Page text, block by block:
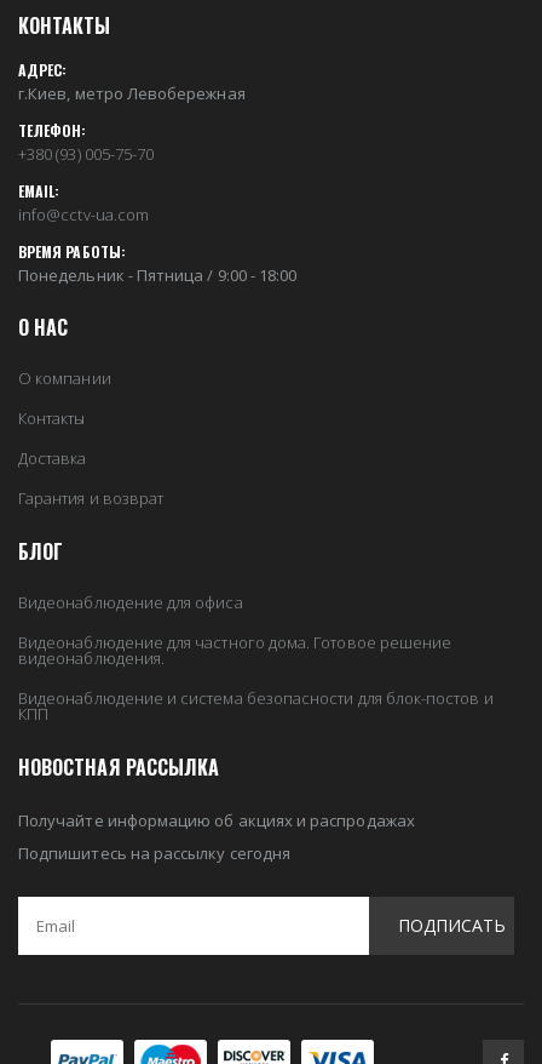
КОНТАКТЫ
АДРЕС:
г.Киев, метро Левобережная
ТЕЛЕФОН:
+380 (93) 005-75-70
EMAIL:
info@cctv-ua.com
ВРЕМЯ РАБОТЫ:
Понедельник - Пятница / 9:00 - 18:00
О НАС
О компании
Контакты
Доставка
Гарантия и возврат
БЛОГ
Видеонаблюдение для офиса
Видеонаблюдение для частного дома. Готовое решение
видеонаблюдения.
Видеонаблюдение и система безопасности для блок-постов и
КПП
НОВОСТНАЯ РАССЫЛКА
Получайте информацию об акциях и распродажах
Подпишитесь на рассылку сегодня
ПОДПИСАТЬ